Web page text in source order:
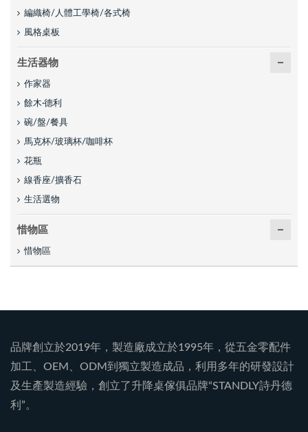
編織椅/人體工學椅/各式椅
風格桌板
生活器物
作家器
餘木·德利
碗/盤/餐具
馬克杯/玻璃杯/咖啡杯
花瓶
線香座/擴香石
生活選物
惜物區
惜物區
品牌創立於2019年，製造廠成立於1995年，從五金零配件
加工、OEM、ODM到獨立製造成品，利用多年的研發設計
及生產製造經驗，創立了升降桌傢俱品牌“STANDLY詩丹德
利”。